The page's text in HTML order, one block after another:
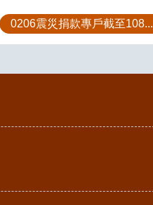
0206震災捐款專戶截至108...